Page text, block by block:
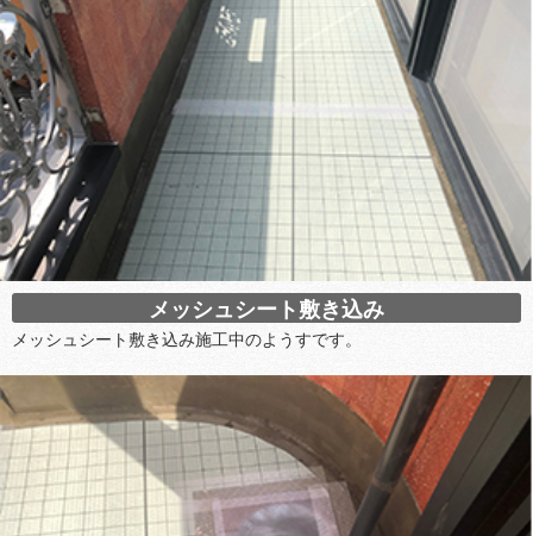
メッシュシート敷き込み
メッシュシート敷き込み施工中のようすです。